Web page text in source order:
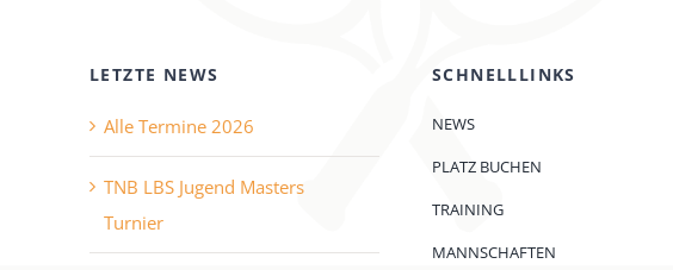
LETZTE NEWS
Alle Termine 2026
TNB LBS Jugend Masters
Turnier
SCHNELLLINKS
NEWS
PLATZ BUCHEN
TRAINING
MANNSCHAFTEN